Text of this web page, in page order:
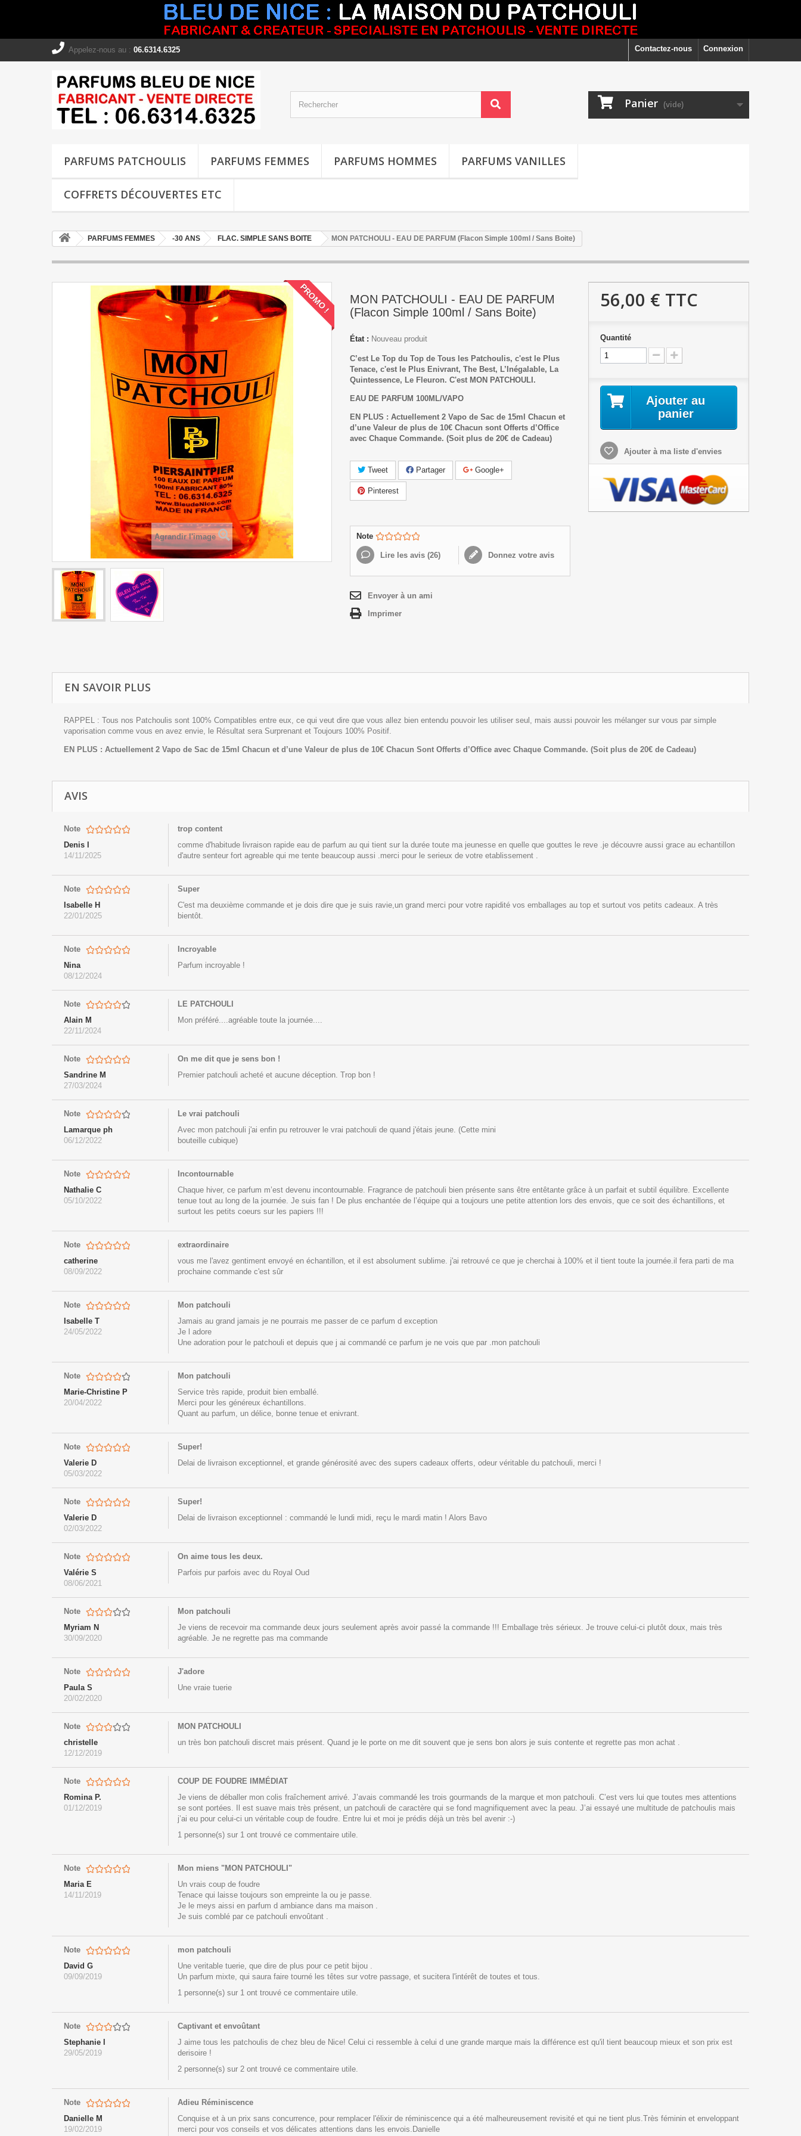
Connexion
Contactez-nous
Appelez-nous au : 06.6314.6325
Panier (vide)
PARFUMS PATCHOULIS PARFUMS FEMMES PARFUMS HOMMES PARFUMS VANILLES
COFFRETS DÉCOUVERTES ETC
PARFUMS FEMMES -30 ANS FLAC. SIMPLE SANS BOITE MON PATCHOULI - EAU DE PARFUM (Flacon Simple 100ml / Sans Boite)
PROMO !
Agrandir l'image
MON PATCHOULI - EAU DE PARFUM
(Flacon Simple 100ml / Sans Boite)
État : Nouveau produit
C’est Le Top du Top de Tous les Patchoulis, c'est le Plus
Tenace, c'est le Plus Enivrant, The Best, L’Inégalable, La
Quintessence, Le Fleuron. C'est MON PATCHOULI.
EAU DE PARFUM 100ML/VAPO
EN PLUS : Actuellement 2 Vapo de Sac de 15ml Chacun et
d’une Valeur de plus de 10€ Chacun sont Offerts d’Office
avec Chaque Commande. (Soit plus de 20€ de Cadeau)
Tweet Partager Google+
Pinterest
Note
Lire les avis (26) Donnez votre avis
Envoyer à un ami
Imprimer
56,00 € TTC
Quantité
Ajouter au
panier
Ajouter à ma liste d'envies
EN SAVOIR PLUS
RAPPEL : Tous nos Patchoulis sont 100% Compatibles entre eux, ce qui veut dire que vous allez bien entendu pouvoir les utiliser seul, mais aussi pouvoir les mélanger sur vous par simple
vaporisation comme vous en avez envie, le Résultat sera Surprenant et Toujours 100% Positif.
EN PLUS : Actuellement 2 Vapo de Sac de 15ml Chacun et d’une Valeur de plus de 10€ Chacun Sont Offerts d’Office avec Chaque Commande. (Soit plus de 20€ de Cadeau)
AVIS
Note
Denis l
14/11/2025
trop content
comme d'habitude livraison rapide eau de parfum au qui tient sur la durée toute ma jeunesse en quelle que gouttes le reve .je découvre aussi grace au echantillon
d'autre senteur fort agreable qui me tente beaucoup aussi .merci pour le serieux de votre etablissement .
Note
Isabelle H
22/01/2025
Super
C'est ma deuxième commande et je dois dire que je suis ravie,un grand merci pour votre rapidité vos emballages au top et surtout vos petits cadeaux. A très
bientôt.
Note
Nina
08/12/2024
Incroyable
Parfum incroyable !
Note
Alain M
22/11/2024
LE PATCHOULI
Mon préféré....agréable toute la journée....
Note
Sandrine M
27/03/2024
On me dit que je sens bon !
Premier patchouli acheté et aucune déception. Trop bon !
Note
Lamarque ph
06/12/2022
Le vrai patchouli
Avec mon patchouli j'ai enfin pu retrouver le vrai patchouli de quand j'étais jeune. (Cette mini
bouteille cubique)
Note
Nathalie C
05/10/2022
Incontournable
Chaque hiver, ce parfum m’est devenu incontournable. Fragrance de patchouli bien présente sans être entêtante grâce à un parfait et subtil équilibre. Excellente
tenue tout au long de la journée. Je suis fan ! De plus enchantée de l’équipe qui a toujours une petite attention lors des envois, que ce soit des échantillons, et
surtout les petits coeurs sur les papiers !!!
Note
catherine
08/09/2022
extraordinaire
vous me l'avez gentiment envoyé en échantillon, et il est absolument sublime. j'ai retrouvé ce que je cherchai à 100% et il tient toute la journée.il fera parti de ma
prochaine commande c'est sûr
Note
Isabelle T
24/05/2022
Mon patchouli
Jamais au grand jamais je ne pourrais me passer de ce parfum d exception
Je l adore
Une adoration pour le patchouli et depuis que j ai commandé ce parfum je ne vois que par .mon patchouli
Note
Marie-Christine P
20/04/2022
Mon patchouli
Service très rapide, produit bien emballé.
Merci pour les généreux échantillons.
Quant au parfum, un délice, bonne tenue et enivrant.
Note
Valerie D
05/03/2022
Super!
Delai de livraison exceptionnel, et grande générosité avec des supers cadeaux offerts, odeur véritable du patchouli, merci !
Note
Valerie D
02/03/2022
Super!
Delai de livraison exceptionnel : commandé le lundi midi, reçu le mardi matin ! Alors Bavo
Note
Valérie S
08/06/2021
On aime tous les deux.
Parfois pur parfois avec du Royal Oud
Note
Myriam N
30/09/2020
Mon patchouli
Je viens de recevoir ma commande deux jours seulement après avoir passé la commande !!! Emballage très sérieux. Je trouve celui-ci plutôt doux, mais très
agréable. Je ne regrette pas ma commande
Note
Paula S
20/02/2020
J'adore
Une vraie tuerie
Note
christelle
12/12/2019
MON PATCHOULI
un très bon patchouli discret mais présent. Quand je le porte on me dit souvent que je sens bon alors je suis contente et regrette pas mon achat .
Note
Romina P.
01/12/2019
COUP DE FOUDRE IMMÉDIAT
Je viens de déballer mon colis fraîchement arrivé. J’avais commandé les trois gourmands de la marque et mon patchouli. C’est vers lui que toutes mes attentions
se sont portées. Il est suave mais très présent, un patchouli de caractère qui se fond magnifiquement avec la peau. J’ai essayé une multitude de patchoulis mais
j’ai eu pour celui-ci un véritable coup de foudre. Entre lui et moi je prédis déjà un très bel avenir :-)
1 personne(s) sur 1 ont trouvé ce commentaire utile.
Note
Maria E
14/11/2019
Mon miens "MON PATCHOULI"
Un vrais coup de foudre
Tenace qui laisse toujours son empreinte la ou je passe.
Je le meys aissi en parfum d ambiance dans ma maison .
Je suis comblé par ce patchouli envoûtant .
Note
David G
09/09/2019
mon patchouli
Une veritable tuerie, que dire de plus pour ce petit bijou .
Un parfum mixte, qui saura faire tourné les têtes sur votre passage, et sucitera l'intérêt de toutes et tous.
1 personne(s) sur 1 ont trouvé ce commentaire utile.
Note
Stephanie l
29/05/2019
Captivant et envoûtant
J aime tous les patchoulis de chez bleu de Nice! Celui ci ressemble à celui d une grande marque mais la différence est qu'il tient beaucoup mieux et son prix est
derisoire !
2 personne(s) sur 2 ont trouvé ce commentaire utile.
Note
Danielle M
19/02/2019
Adieu Réminiscence
Conquise et à un prix sans concurrence, pour remplacer l'élixir de réminiscence qui a été malheureusement revisité et qui ne tient plus.Très féminin et enveloppant
merci pour vos conseils et vos délicates attentions dans les envois.Danielle